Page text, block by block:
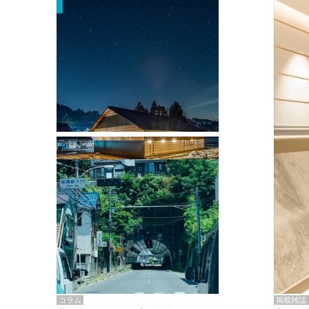
掲載雑誌
掲載雑誌・書籍
『街歩き研修「アールデコとモダニズ
ム、和風バロック」』のレポート記事が
掲載
コラム